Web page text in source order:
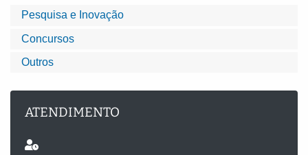
Pesquisa e Inovação
Concursos
Outros
ATENDIMENTO